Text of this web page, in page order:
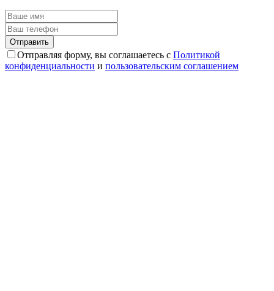
Отправляя форму, вы соглашаетесь с Политикой
конфиденциальности и пользовательским соглашением